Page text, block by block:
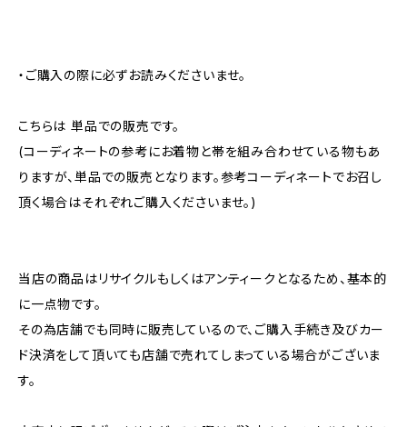
・ご購入の際に必ずお読みくださいませ。
こちらは 単品での販売です。
(コーディネートの参考にお着物と帯を組み合わせている物もあ
りますが、単品での販売となります。参考コーディネートでお召し
頂く場合はそれぞれご購入くださいませ。)
当店の商品はリサイクルもしくはアンティークとなるため、基本的
に一点物です。
その為店舗でも同時に販売しているので、ご購入手続き及びカー
ド決済をして頂いても店舗で売れてしまっている場合がございま
す。